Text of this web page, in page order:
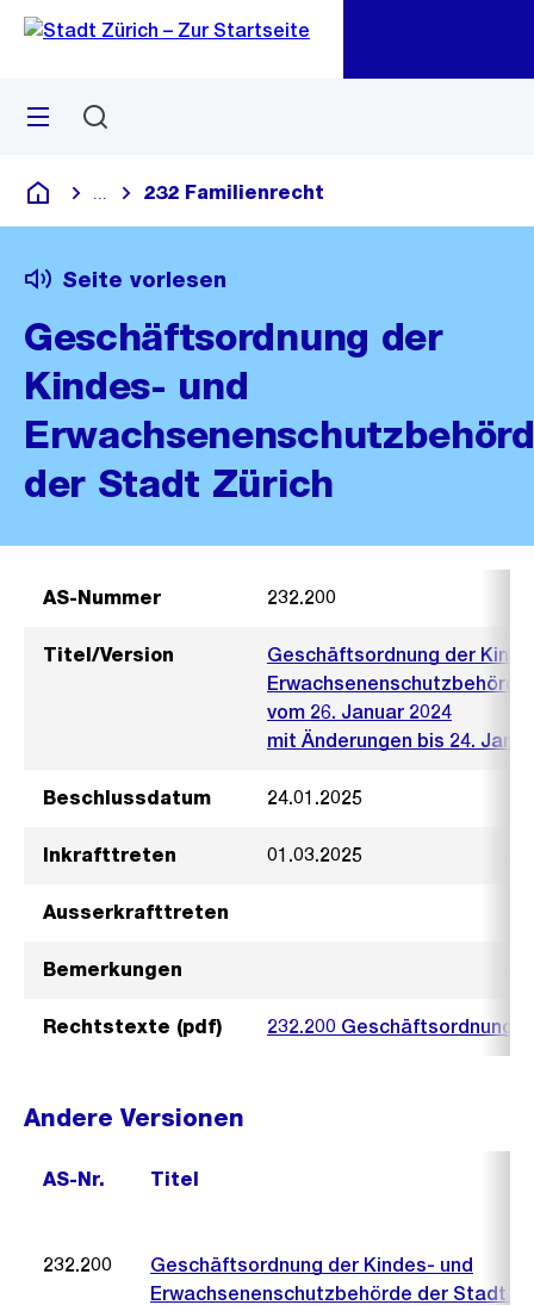
Navigation
Sprunglink
Menü
Deutsch
Blende alle Breadcrumbs ein
232 Familienrecht
Seite vorlesen
Geschäftsordnung der
Kindes- und
der Stadt Zürich
AS-Nummer 232.200
Titel/Version
Geschäftsordnung der
vom 26. Januar 2024
mit Änderungen bis 24.
Beschlussdatum 24.01.2025
Inkrafttreten 01.03.2025
Ausserkrafttreten
Bemerkungen
Rechtstexte (pdf) 232.200 Geschäftsordnung
Andere Versionen
AS-Nr. Titel
232.200
Geschäftsordnung der Kindes- und
Erwachsenenschutzbehörde der Stadt